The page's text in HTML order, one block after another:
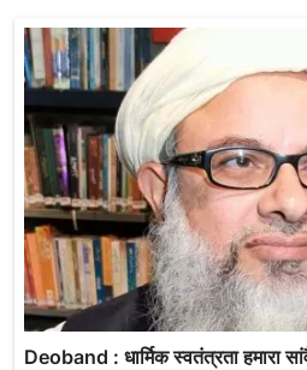
Deoband : धार्मिक स्वतंत्रता हमारा